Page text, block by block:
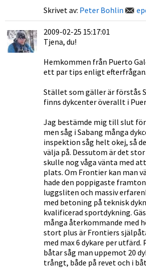
Skrivet av: Peter Bohlin
2009-02-25 15:17:01
Tjena, du!
Hemkommen från Puerto
ett par tips enligt
Stället som gäller är förstås
finns dykcenter överallt i
Jag bestämde mig till slut
men såg i Sabang många
inspektion såg helt okej, så
välja på. Dessutom är det
skulle nog våga vänta med
plats. Om Frontier kan man
hade den poppigaste
luggsliten och massiv
med betoning på teknisk
kvalificerad sportdykning.
många återkommande med
stort plus är Frontiers
med max 6 dykare per utfärd.
båtar såg man uppemot 20
trångt, både på revet och i